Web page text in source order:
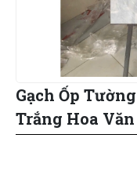
Gạch Ốp
Trắng Hoa Văn